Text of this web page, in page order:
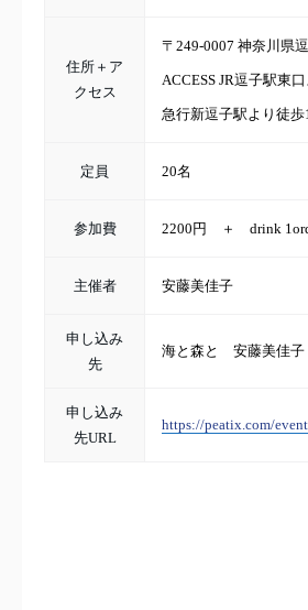
住所＋ア
クセス
〒249-0007 神奈川県
ACCESS JR逗子駅東
急行新逗子駅より徒歩
定員 20名
参加費 2200円 ＋ drink
主催者 安藤美佳子
申し込み
先
海と森と 安藤美佳子
申し込み
先URL
https://peatix.com/